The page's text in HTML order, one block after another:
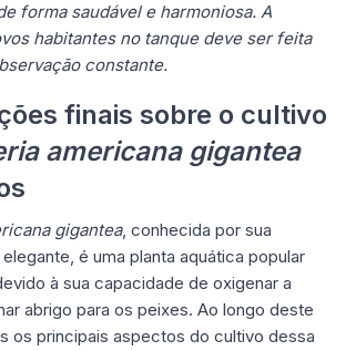
forma saudável e harmoniosa. A
habitantes no tanque deve ser feita
constante.
finais sobre o cultivo
americana gigantea
gigantea, conhecida por sua
é uma planta aquática popular
à sua capacidade de oxigenar a
abrigo para os peixes. Ao longo deste
os principais aspectos do cultivo dessa